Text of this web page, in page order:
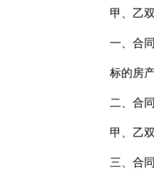
甲、乙
一、合
标的房
二、合
甲、乙
三、合